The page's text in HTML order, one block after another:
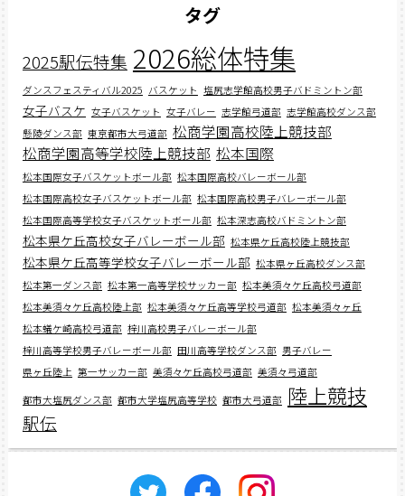
タグ
2025駅伝特集 2026総体特集
ダンスフェスティバル2025 バスケット 塩尻志学館高校男子バドミントン部
女子バスケ 女子バスケット 女子バレー 志学館弓道部 志学館高校ダンス部
懸陵ダンス部 東京都市大弓道部 松商学園高校陸上競技部
松商学園高等学校陸上競技部 松本国際
松本国際女子バスケットボール部 松本国際高校バレーボール部
松本国際高校女子バスケットボール部 松本国際高校男子バレーボール部
松本国際高等学校女子バスケットボール部 松本深志高校バドミントン部
松本県ケ丘高校女子バレーボール部 松本県ケ丘高校陸上競技部
松本県ケ丘高等学校女子バレーボール部 松本県ヶ丘高校ダンス部
松本第一ダンス部 松本第一高等学校サッカー部 松本美須々ケ丘高校弓道部
松本美須々ケ丘高校陸上部 松本美須々ケ丘高等学校弓道部 松本美須々ヶ丘
松本蟻ケ崎高校弓道部 梓川高校男子バレーボール部
梓川高等学校男子バレーボール部 田川高等学校ダンス部 男子バレー
県ヶ丘陸上 第一サッカー部 美須々ケ丘高校弓道部 美須々弓道部
都市大塩尻ダンス部 都市大学塩尻高等学校 都市大弓道部 陸上競技
駅伝